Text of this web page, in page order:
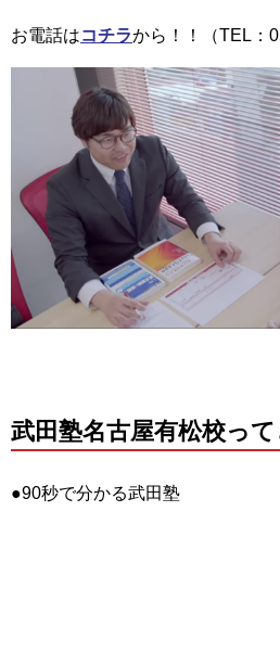
お電話はコチラから！！（TEL：
武田塾名古屋有松校っ
●90秒で分かる武田塾